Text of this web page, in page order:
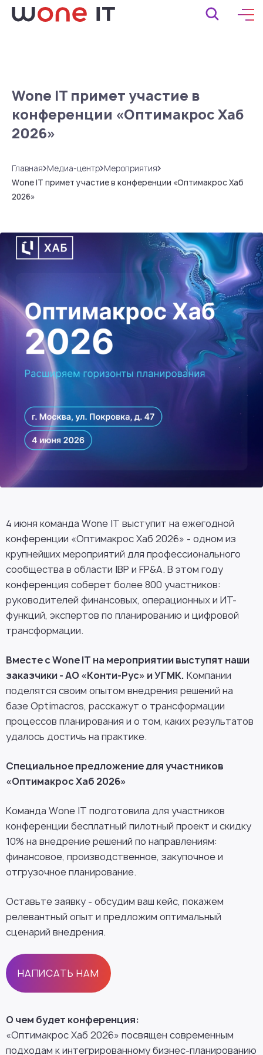
Wone IT примет участие в
конференции «Оптимакрос Хаб
2026»
Главная Медиа-центр Мероприятия
Wone IT примет участие в конференции «Оптимакрос Хаб
2026»
4 июня команда Wone IT выступит на ежегодной
конференции «Оптимакрос Хаб 2026» - одном из
крупнейших мероприятий для профессионального
сообщества в области IBP и FP&A. В этом году
конференция соберет более 800 участников:
руководителей финансовых, операционных и ИТ-
функций, экспертов по планированию и цифровой
трансформации.
Вместе с Wone IT на мероприятии выступят наши
заказчики - АО «Конти-Рус» и УГМК. Компании
поделятся своим опытом внедрения решений на
базе Optimacros, расскажут о трансформации
процессов планирования и о том, каких результатов
удалось достичь на практике.
Специальное предложение для участников
«Оптимакрос Хаб 2026»
Команда Wone IT подготовила для участников
конференции бесплатный пилотный проект и скидку
10% на внедрение решений по направлениям:
финансовое, производственное, закупочное и
отгрузочное планирование.
Оставьте заявку - обсудим ваш кейс, покажем
релевантный опыт и предложим оптимальный
сценарий внедрения.
НАПИСАТЬ НАМ
О чем будет конференция:
«Оптимакрос Хаб 2026» посвящен современным
подходам к интегрированному бизнес-планированию